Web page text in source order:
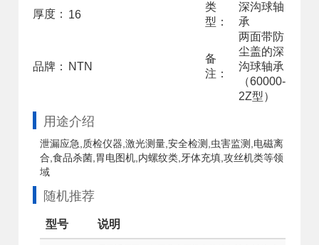
厚度： 16
类
型：
深沟球轴
承
品牌： NTN
备
注：
两面带防
尘盖的深
沟球轴承
（60000-
2Z型）
用途介绍
泄漏应急,质检仪器,激光测量,安全检测,虫害监测,电磁离
合,食品杀菌,胃电图机,内螺纹类,牙体充填,攻丝机类等领
域
随机推荐
型号 说明